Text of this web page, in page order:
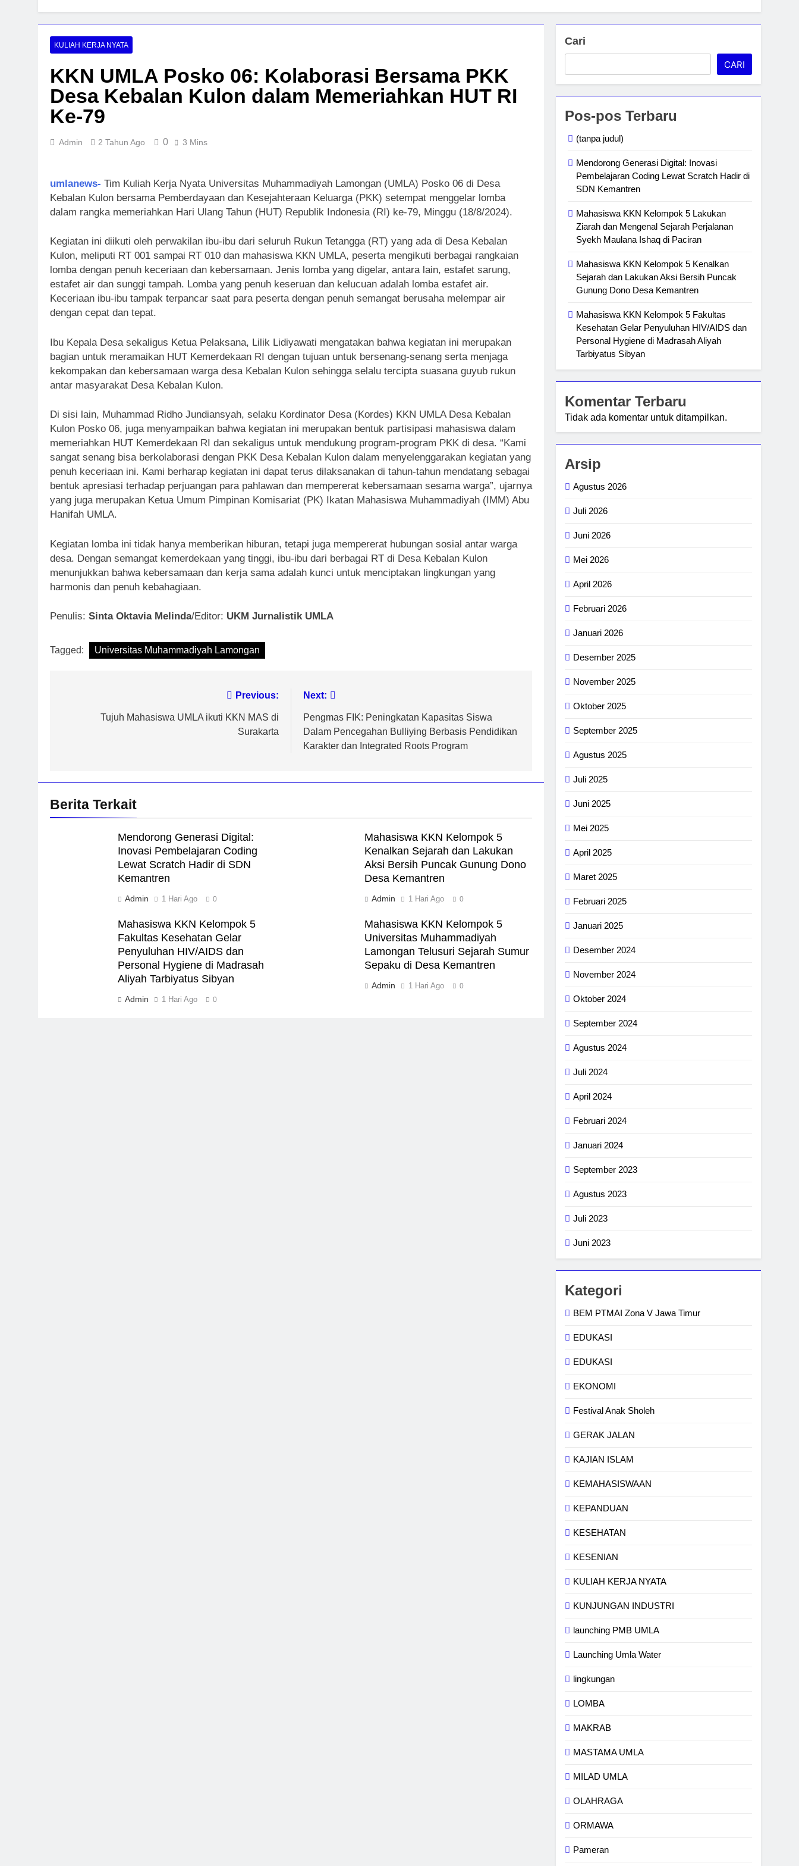
KULIAH KERJA NYATA
KKN UMLA Posko 06: Kolaborasi Bersama PKK
Desa Kebalan Kulon dalam Memeriahkan HUT RI
Ke-79
Admin 2 Tahun Ago 0 3 Mins
umlanews- Tim Kuliah Kerja Nyata Universitas Muhammadiyah Lamongan (UMLA) Posko 06 di Desa
Kebalan Kulon bersama Pemberdayaan dan Kesejahteraan Keluarga (PKK) setempat menggelar lomba
dalam rangka memeriahkan Hari Ulang Tahun (HUT) Republik Indonesia (RI) ke-79, Minggu (18/8/2024).
Kegiatan ini diikuti oleh perwakilan ibu-ibu dari seluruh Rukun Tetangga (RT) yang ada di Desa Kebalan
Kulon, meliputi RT 001 sampai RT 010 dan mahasiswa KKN UMLA, peserta mengikuti berbagai rangkaian
lomba dengan penuh keceriaan dan kebersamaan. Jenis lomba yang digelar, antara lain, estafet sarung,
estafet air dan sunggi tampah. Lomba yang penuh keseruan dan kelucuan adalah lomba estafet air.
Keceriaan ibu-ibu tampak terpancar saat para peserta dengan penuh semangat berusaha melempar air
dengan cepat dan tepat.
Ibu Kepala Desa sekaligus Ketua Pelaksana, Lilik Lidiyawati mengatakan bahwa kegiatan ini merupakan
bagian untuk meramaikan HUT Kemerdekaan RI dengan tujuan untuk bersenang-senang serta menjaga
kekompakan dan kebersamaan warga desa Kebalan Kulon sehingga selalu tercipta suasana guyub rukun
antar masyarakat Desa Kebalan Kulon.
Di sisi lain, Muhammad Ridho Jundiansyah, selaku Kordinator Desa (Kordes) KKN UMLA Desa Kebalan
Kulon Posko 06, juga menyampaikan bahwa kegiatan ini merupakan bentuk partisipasi mahasiswa dalam
memeriahkan HUT Kemerdekaan RI dan sekaligus untuk mendukung program-program PKK di desa. “Kami
sangat senang bisa berkolaborasi dengan PKK Desa Kebalan Kulon dalam menyelenggarakan kegiatan yang
penuh keceriaan ini. Kami berharap kegiatan ini dapat terus dilaksanakan di tahun-tahun mendatang sebagai
bentuk apresiasi terhadap perjuangan para pahlawan dan mempererat kebersamaan sesama warga”, ujarnya
yang juga merupakan Ketua Umum Pimpinan Komisariat (PK) Ikatan Mahasiswa Muhammadiyah (IMM) Abu
Hanifah UMLA.
Kegiatan lomba ini tidak hanya memberikan hiburan, tetapi juga mempererat hubungan sosial antar warga
desa. Dengan semangat kemerdekaan yang tinggi, ibu-ibu dari berbagai RT di Desa Kebalan Kulon
menunjukkan bahwa kebersamaan dan kerja sama adalah kunci untuk menciptakan lingkungan yang
harmonis dan penuh kebahagiaan.
Penulis: Sinta Oktavia Melinda/Editor: UKM Jurnalistik UMLA
Tagged: Universitas Muhammadiyah Lamongan
Previous:
Tujuh Mahasiswa UMLA ikuti KKN MAS di
Surakarta
Next:
Pengmas FIK: Peningkatan Kapasitas Siswa
Dalam Pencegahan Bulliying Berbasis Pendidikan
Karakter dan Integrated Roots Program
Berita Terkait
Mendorong Generasi Digital:
Inovasi Pembelajaran Coding
Lewat Scratch Hadir di SDN
Kemantren
Admin 1 Hari Ago 0
Mahasiswa KKN Kelompok 5
Kenalkan Sejarah dan Lakukan
Aksi Bersih Puncak Gunung Dono
Desa Kemantren
Admin 1 Hari Ago 0
Mahasiswa KKN Kelompok 5
Fakultas Kesehatan Gelar
Penyuluhan HIV/AIDS dan
Personal Hygiene di Madrasah
Aliyah Tarbiyatus Sibyan
Admin 1 Hari Ago 0
Mahasiswa KKN Kelompok 5
Universitas Muhammadiyah
Lamongan Telusuri Sejarah Sumur
Sepaku di Desa Kemantren
Admin 1 Hari Ago 0
Cari
CARI
Pos-pos Terbaru
(tanpa judul)
Mendorong Generasi Digital: Inovasi
Pembelajaran Coding Lewat Scratch Hadir di
SDN Kemantren
Mahasiswa KKN Kelompok 5 Lakukan
Ziarah dan Mengenal Sejarah Perjalanan
Syekh Maulana Ishaq di Paciran
Mahasiswa KKN Kelompok 5 Kenalkan
Sejarah dan Lakukan Aksi Bersih Puncak
Gunung Dono Desa Kemantren
Mahasiswa KKN Kelompok 5 Fakultas
Kesehatan Gelar Penyuluhan HIV/AIDS dan
Personal Hygiene di Madrasah Aliyah
Tarbiyatus Sibyan
Komentar Terbaru
Tidak ada komentar untuk ditampilkan.
Arsip
Agustus 2026
Juli 2026
Juni 2026
Mei 2026
April 2026
Februari 2026
Januari 2026
Desember 2025
November 2025
Oktober 2025
September 2025
Agustus 2025
Juli 2025
Juni 2025
Mei 2025
April 2025
Maret 2025
Februari 2025
Januari 2025
Desember 2024
November 2024
Oktober 2024
September 2024
Agustus 2024
Juli 2024
April 2024
Februari 2024
Januari 2024
September 2023
Agustus 2023
Juli 2023
Juni 2023
Kategori
BEM PTMAI Zona V Jawa Timur
EDUKASI
EDUKASI
EKONOMI
Festival Anak Sholeh
GERAK JALAN
KAJIAN ISLAM
KEMAHASISWAAN
KEPANDUAN
KESEHATAN
KESENIAN
KULIAH KERJA NYATA
KUNJUNGAN INDUSTRI
launching PMB UMLA
Launching Umla Water
lingkungan
LOMBA
MAKRAB
MASTAMA UMLA
MILAD UMLA
OLAHRAGA
ORMAWA
Pameran